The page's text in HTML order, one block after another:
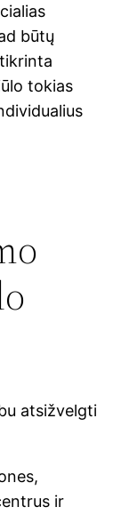
būtų
tokias
atsižvelgti
ir